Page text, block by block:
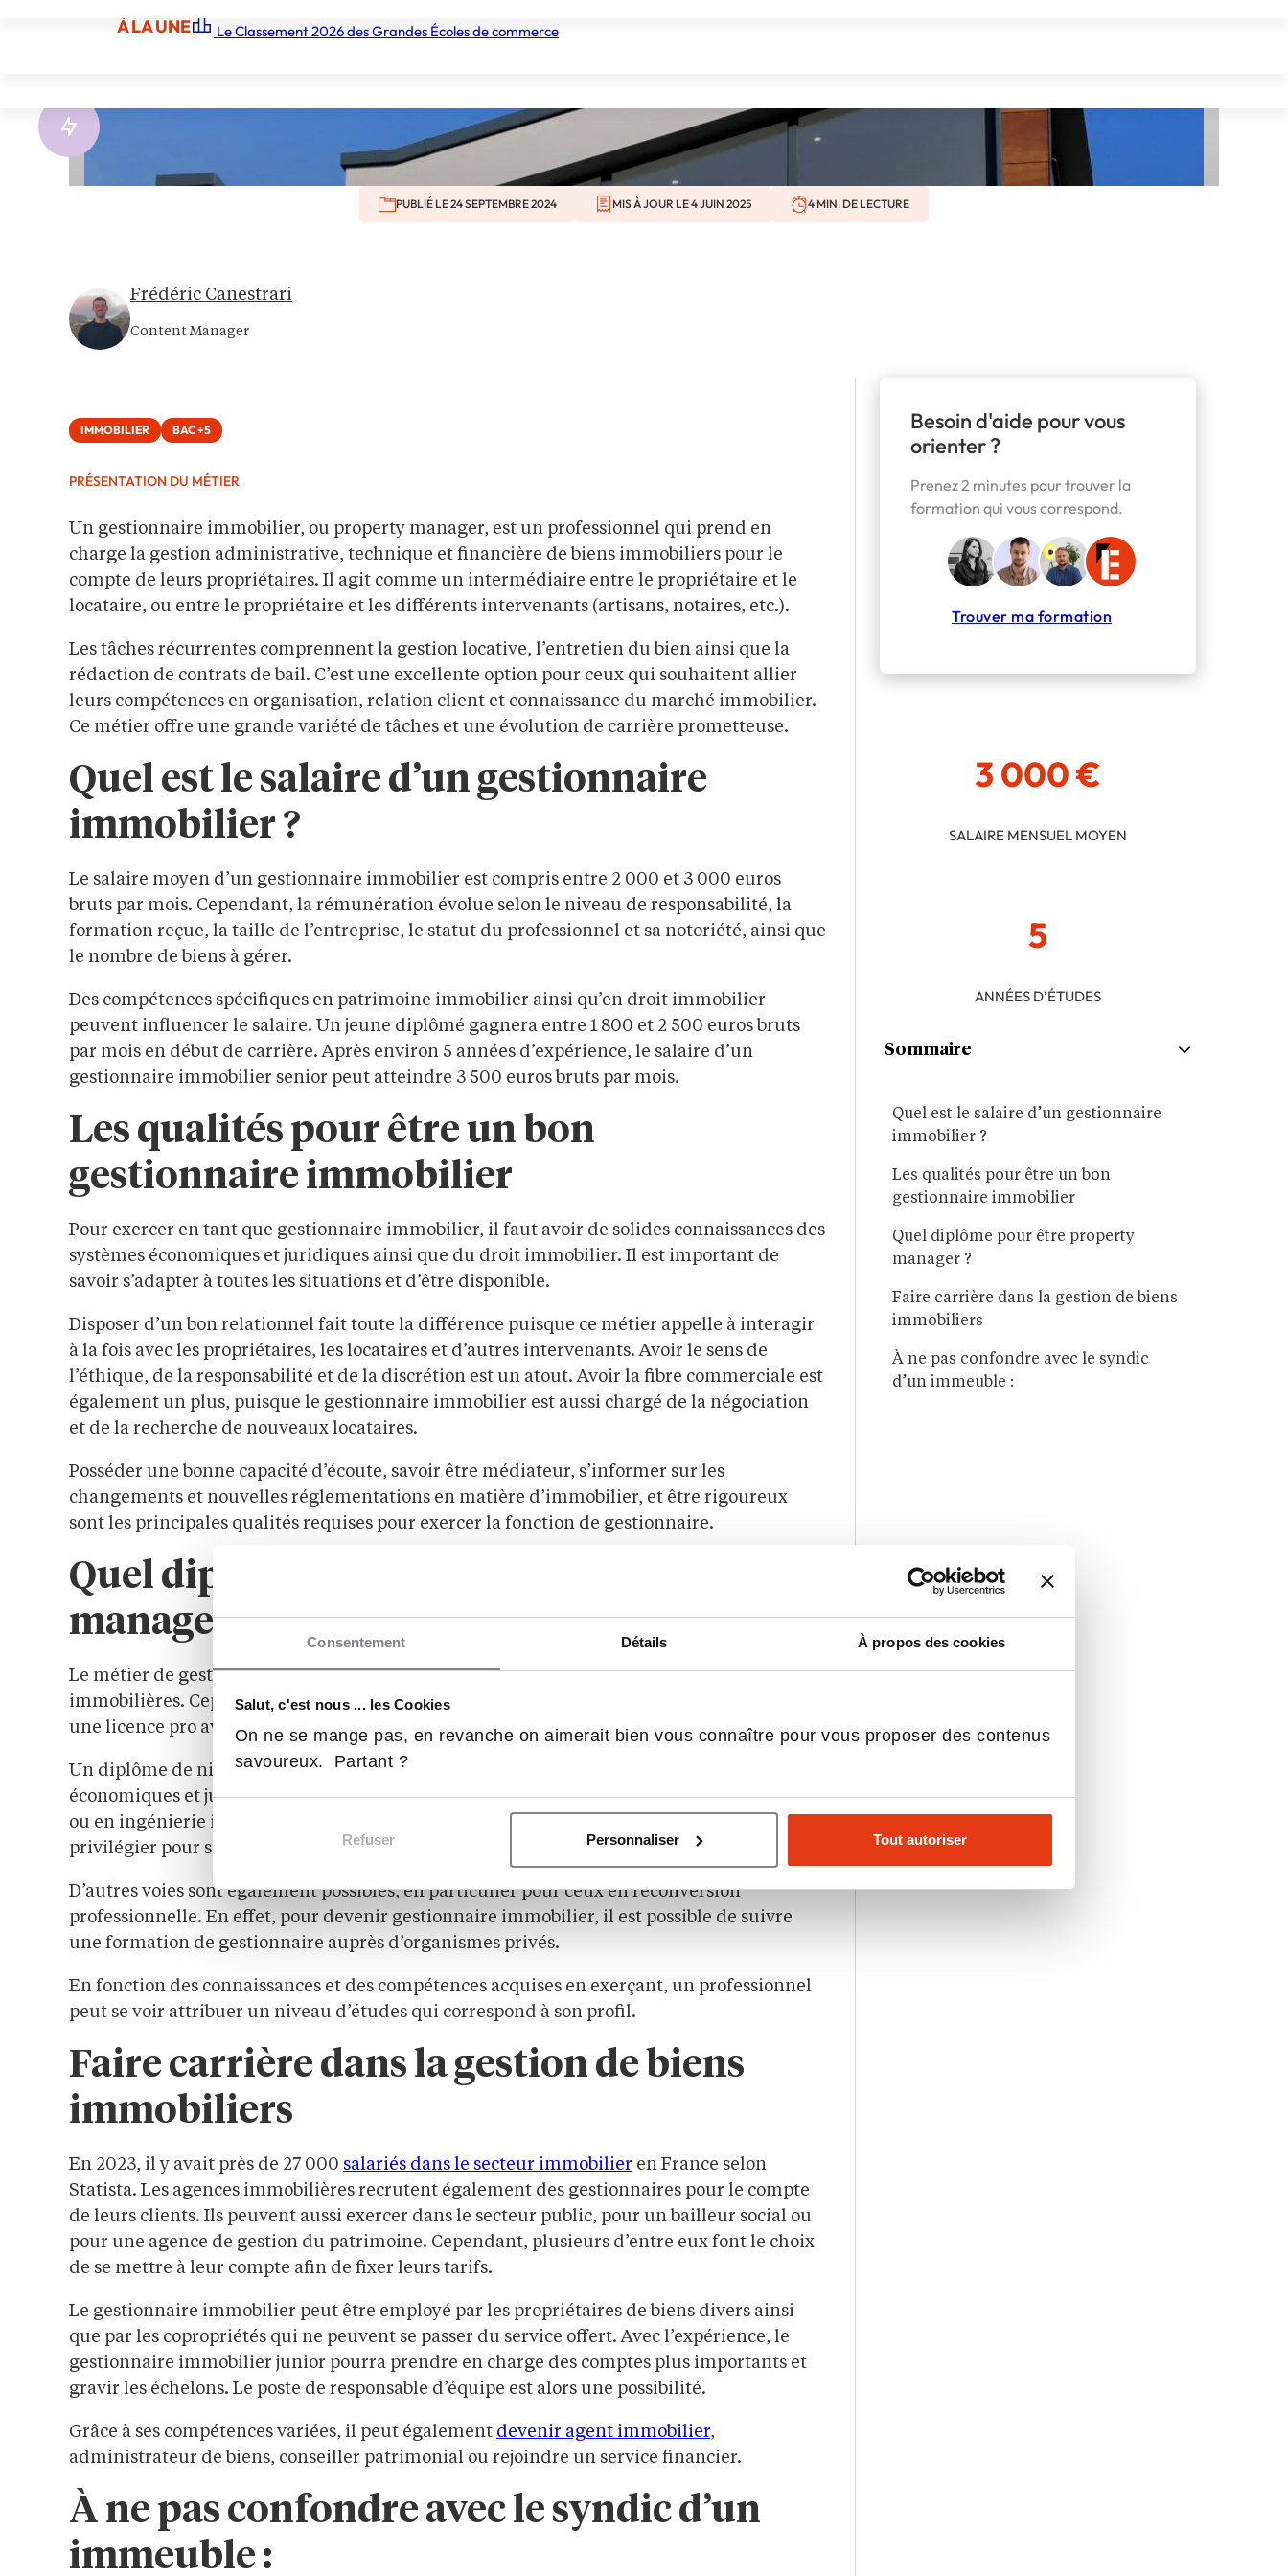
Consentement Détails À propos des cookies
Salut, c'est nous ... les Cookies
On ne se mange pas, en revanche on aimerait bien vous connaître pour vous proposer des contenus
savoureux. Partant ?
Refuser Personnaliser Tout autoriser
À LA UNE Le Classement 2026 des Grandes Écoles de commerce
gestionnaire immobilier
PUBLIÉ LE 24 SEPTEMBRE 2024 MIS À JOUR LE 4 JUIN 2025 4 MIN. DE LECTURE
Frédéric Canestrari
Content Manager
IMMOBILIER BAC +5
PRÉSENTATION DU MÉTIER
Un gestionnaire immobilier, ou property manager, est un professionnel qui prend en
charge la gestion administrative, technique et financière de biens immobiliers pour le
compte de leurs propriétaires. Il agit comme un intermédiaire entre le propriétaire et le
locataire, ou entre le propriétaire et les différents intervenants (artisans, notaires, etc.).
Les tâches récurrentes comprennent la gestion locative, l’entretien du bien ainsi que la
rédaction de contrats de bail. C’est une excellente option pour ceux qui souhaitent allier
leurs compétences en organisation, relation client et connaissance du marché immobilier.
Ce métier offre une grande variété de tâches et une évolution de carrière prometteuse.
Quel est le salaire d’un gestionnaire
immobilier ?
Le salaire moyen d’un gestionnaire immobilier est compris entre 2 000 et 3 000 euros
bruts par mois. Cependant, la rémunération évolue selon le niveau de responsabilité, la
formation reçue, la taille de l’entreprise, le statut du professionnel et sa notoriété, ainsi que
le nombre de biens à gérer.
Des compétences spécifiques en patrimoine immobilier ainsi qu’en droit immobilier
peuvent influencer le salaire. Un jeune diplômé gagnera entre 1 800 et 2 500 euros bruts
par mois en début de carrière. Après environ 5 années d’expérience, le salaire d’un
gestionnaire immobilier senior peut atteindre 3 500 euros bruts par mois.
Les qualités pour être un bon
gestionnaire immobilier
Pour exercer en tant que gestionnaire immobilier, il faut avoir de solides connaissances des
systèmes économiques et juridiques ainsi que du droit immobilier. Il est important de
savoir s’adapter à toutes les situations et d’être disponible.
Disposer d’un bon relationnel fait toute la différence puisque ce métier appelle à interagir
à la fois avec les propriétaires, les locataires et d’autres intervenants. Avoir le sens de
l’éthique, de la responsabilité et de la discrétion est un atout. Avoir la fibre commerciale est
également un plus, puisque le gestionnaire immobilier est aussi chargé de la négociation
et de la recherche de nouveaux locataires.
Posséder une bonne capacité d’écoute, savoir être médiateur, s’informer sur les
changements et nouvelles réglementations en matière d’immobilier, et être rigoureux
sont les principales qualités requises pour exercer la fonction de gestionnaire.
Quel diplôme pour être property
manager ?
Le métier de gestionnaire immobilier est ouvert aux titulaires d’un BTS professions
immobilières. Cependant, les candidats peuvent poursuivre leur formation en optant pour
une licence pro avec une spécialité en management et droit de l’immobilier.
Un diplôme de niveau bac +4 permet d’obtenir une certification en techniques
économiques et juridiques de l’immobilier. Un master (bac +5) en droit immobilier public
ou en ingénierie immobilière et gestion des biens fait également partie des cursus à
privilégier pour se démarquer des autres candidats.
D’autres voies sont également possibles, en particulier pour ceux en reconversion
professionnelle. En effet, pour devenir gestionnaire immobilier, il est possible de suivre
une formation de gestionnaire auprès d’organismes privés.
En fonction des connaissances et des compétences acquises en exerçant, un professionnel
peut se voir attribuer un niveau d’études qui correspond à son profil.
Faire carrière dans la gestion de biens
immobiliers
En 2023, il y avait près de 27 000 salariés dans le secteur immobilier en France selon
Statista. Les agences immobilières recrutent également des gestionnaires pour le compte
de leurs clients. Ils peuvent aussi exercer dans le secteur public, pour un bailleur social ou
pour une agence de gestion du patrimoine. Cependant, plusieurs d’entre eux font le choix
de se mettre à leur compte afin de fixer leurs tarifs.
Le gestionnaire immobilier peut être employé par les propriétaires de biens divers ainsi
que par les copropriétés qui ne peuvent se passer du service offert. Avec l’expérience, le
gestionnaire immobilier junior pourra prendre en charge des comptes plus importants et
gravir les échelons. Le poste de responsable d’équipe est alors une possibilité.
Grâce à ses compétences variées, il peut également devenir agent immobilier,
administrateur de biens, conseiller patrimonial ou rejoindre un service financier.
À ne pas confondre avec le syndic d’un
immeuble :
Besoin d'aide pour vous
orienter ?
Prenez 2 minutes pour trouver la
formation qui vous correspond.
Trouver ma formation
3 000 €
SALAIRE MENSUEL MOYEN
5
ANNÉES D’ÉTUDES
Sommaire
Quel est le salaire d’un gestionnaire
immobilier ?
Les qualités pour être un bon
gestionnaire immobilier
Quel diplôme pour être property
manager ?
Faire carrière dans la gestion de biens
immobiliers
À ne pas confondre avec le syndic
d’un immeuble :